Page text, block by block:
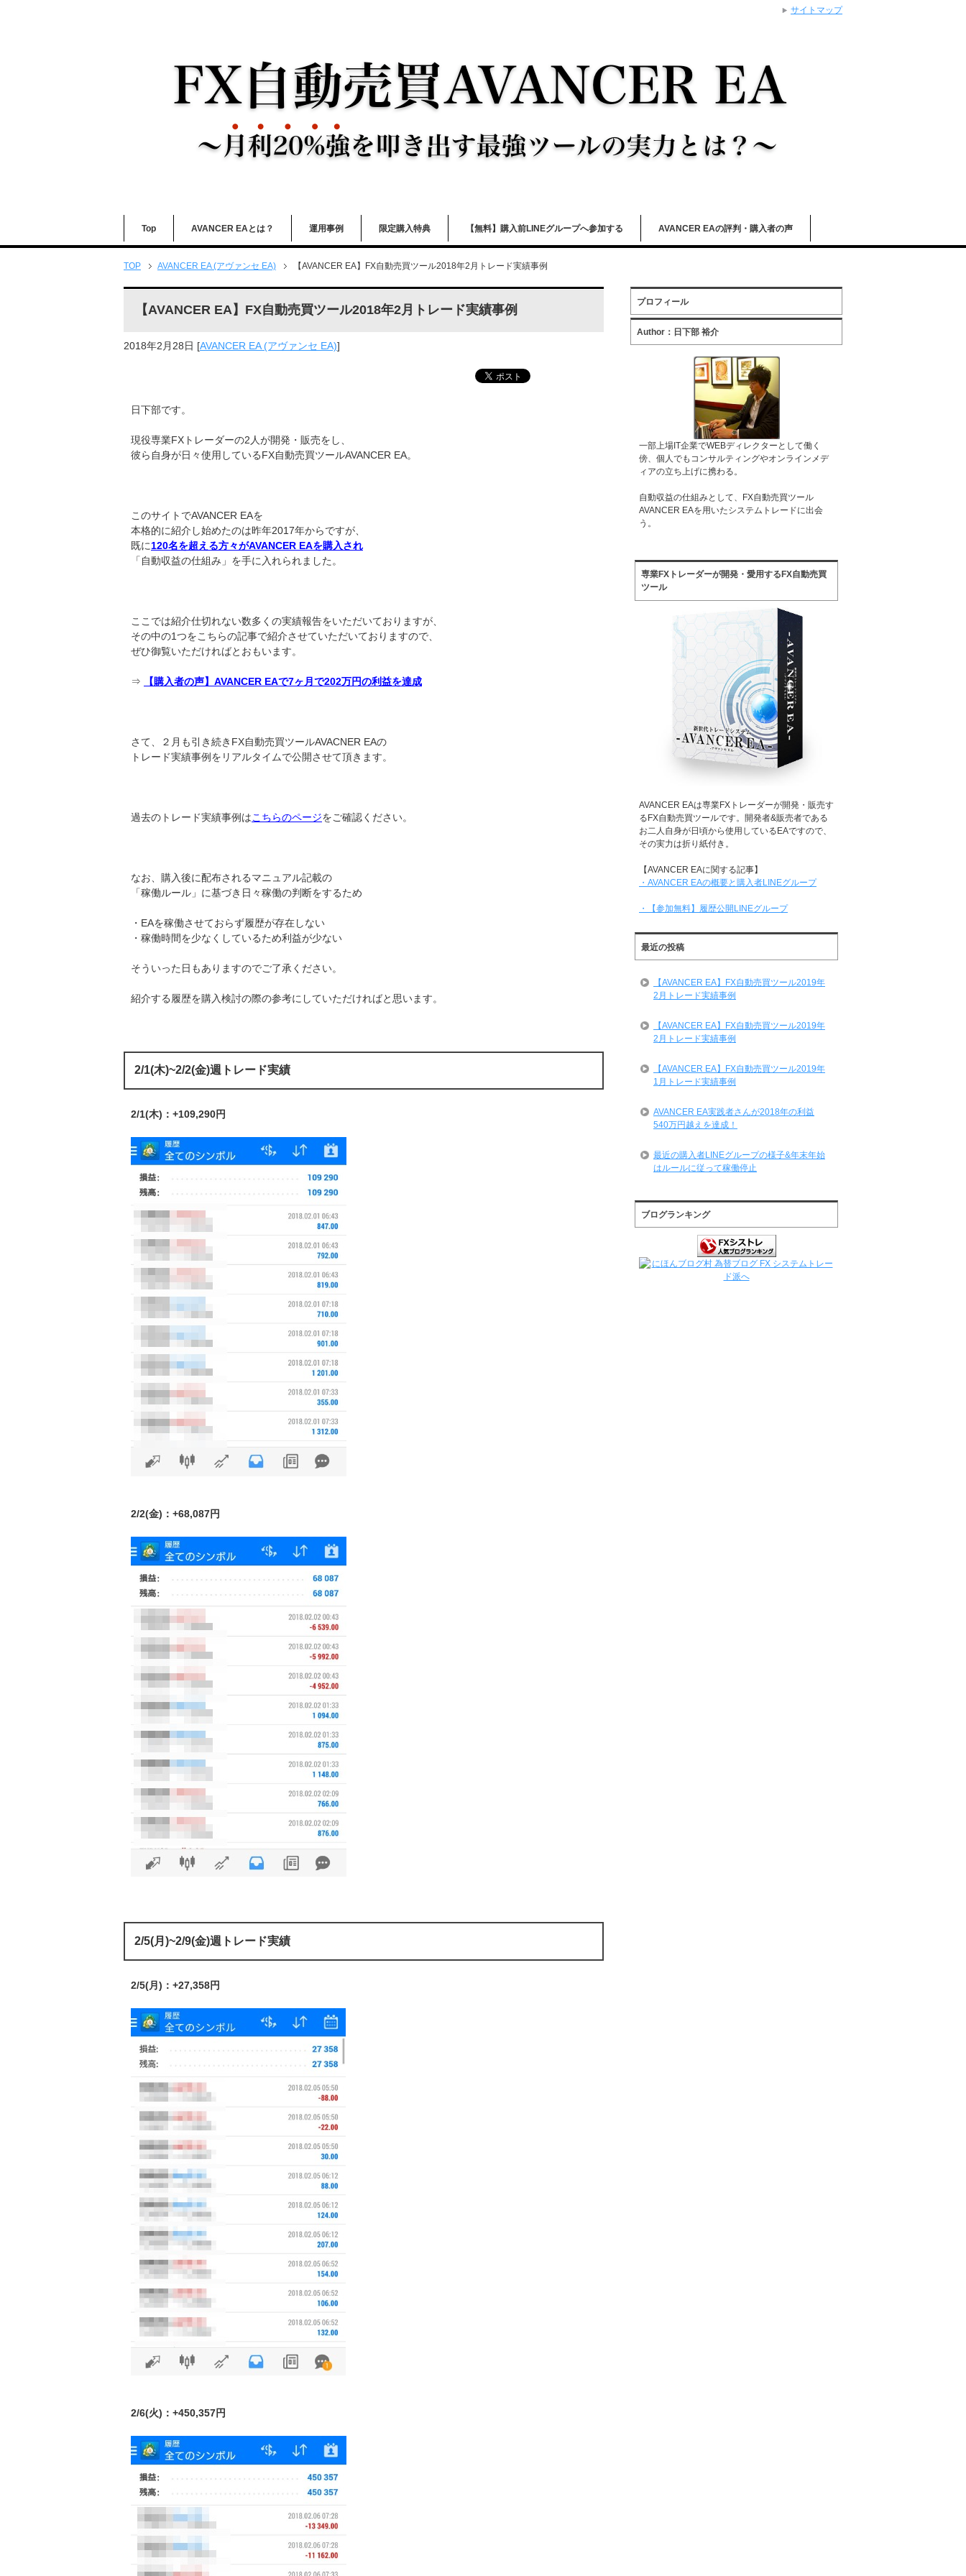
Top AVANCER EAとは？ 運用事例 限定購入特典 【無料】購入前LINEグループへ参加する AVANCER EAの評判・購入者の声
TOP AVANCER EA (アヴァンセ EA) 【AVANCER EA】FX自動売買ツール2018年2月トレード実績事例
【AVANCER EA】FX自動売買ツール2018年2月トレード実績事例
2018年2月28日 [AVANCER EA (アヴァンセ EA)]
日下部です。
現役専業FXトレーダーの2人が開発・販売をし、
彼ら自身が日々使用しているFX自動売買ツールAVANCER EA。
このサイトでAVANCER EAを
本格的に紹介し始めたのは昨年2017年からですが、
既に120名を超える方々がAVANCER EAを購入され
「自動収益の仕組み」を手に入れられました。
ここでは紹介仕切れない数多くの実績報告をいただいておりますが、
その中の1つをこちらの記事で紹介させていただいておりますので、
ぜひ御覧いただければとおもいます。
⇒ 【購入者の声】AVANCER EAで7ヶ月で202万円の利益を達成
さて、２月も引き続きFX自動売買ツールAVACNER EAの
トレード実績事例をリアルタイムで公開させて頂きます。
過去のトレード実績事例はこちらのページをご確認ください。
なお、購入後に配布されるマニュアル記載の
「稼働ルール」に基づき日々稼働の判断をするため
・EAを稼働させておらず履歴が存在しない
・稼働時間を少なくしているため利益が少ない
そういった日もありますのでご了承ください。
紹介する履歴を購入検討の際の参考にしていただければと思います。
2/1(木)~2/2(金)週トレード実績
2/1(木)：+109,290円
2/2(金)：+68,087円
2/5(月)~2/9(金)週トレード実績
2/5(月)：+27,358円
2/6(火)：+450,357円
プロフィール
Author：日下部 裕介
一部上場IT企業でWEBディレクターとして働く
傍、個人でもコンサルティングやオンラインメデ
ィアの立ち上げに携わる。
自動収益の仕組みとして、FX自動売買ツール
AVANCER EAを用いたシステムトレードに出会
う。
専業FXトレーダーが開発・愛用するFX自動売買
ツール
AVANCER EAは専業FXトレーダーが開発・販売す
るFX自動売買ツールです。開発者&販売者である
お二人自身が日頃から使用しているEAですので、
その実力は折り紙付き。
【AVANCER EAに関する記事】
・AVANCER EAの概要と購入者LINEグループ
・【参加無料】履歴公開LINEグループ
最近の投稿
【AVANCER EA】FX自動売買ツール2019年
2月トレード実績事例
【AVANCER EA】FX自動売買ツール2019年
2月トレード実績事例
【AVANCER EA】FX自動売買ツール2019年
1月トレード実績事例
AVANCER EA実践者さんが2018年の利益
540万円越えを達成！
最近の購入者LINEグループの様子&年末年始
はルールに従って稼働停止
ブログランキング
サイトマップ